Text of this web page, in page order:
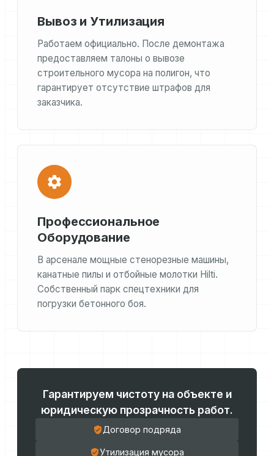
Вывоз и Утилизация
Работаем официально. После демонтажа
предоставляем талоны о вывозе
строительного мусора на полигон, что
гарантирует отсутствие штрафов для
заказчика.
Профессиональное
Оборудование
В арсенале мощные стенорезные машины,
канатные пилы и отбойные молотки Hilti.
Собственный парк спецтехники для
погрузки бетонного боя.
Гарантируем чистоту на объекте и
юридическую прозрачность работ.
Договор подряда
Утилизация мусора